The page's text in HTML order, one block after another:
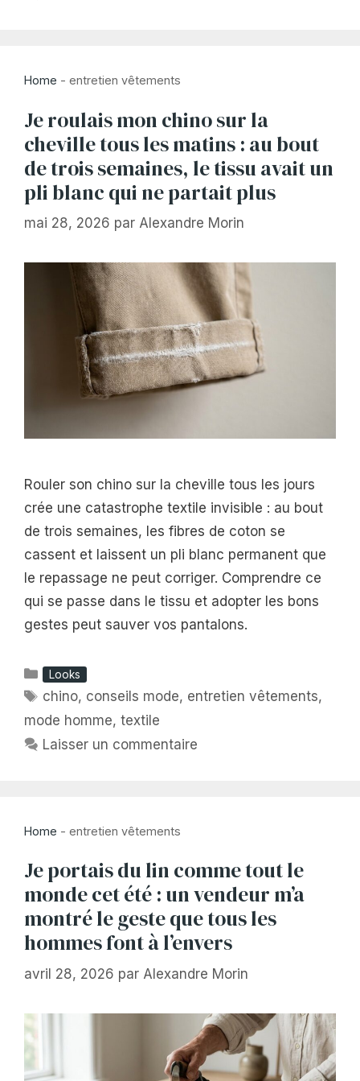
Home - entretien vêtements
Je roulais mon chino sur la
cheville tous les matins : au bout
de trois semaines, le tissu avait un
pli blanc qui ne partait plus
mai 28, 2026 par Alexandre Morin
Rouler son chino sur la cheville tous les jours
crée une catastrophe textile invisible : au bout
de trois semaines, les fibres de coton se
cassent et laissent un pli blanc permanent que
le repassage ne peut corriger. Comprendre ce
qui se passe dans le tissu et adopter les bons
gestes peut sauver vos pantalons.
Catégories
Looks
Étiquettes
chino, conseils mode, entretien vêtements,
mode homme, textile
Laisser un commentaire
Home - entretien vêtements
Je portais du lin comme tout le
monde cet été : un vendeur m’a
montré le geste que tous les
hommes font à l’envers
avril 28, 2026 par Alexandre Morin